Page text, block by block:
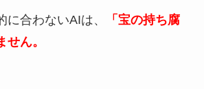
に合わないAIは、
「宝の持ち腐
ん。